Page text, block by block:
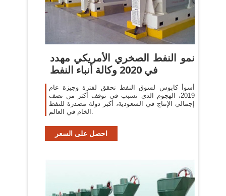
نمو النفط الصخري الأمريكي مهدد
في 2020 وكالة أنباء النفط
أسوأ كابوس لسوق النفط تحقق لفترة وجيزة عام
2019، الهجوم الذي تسبب في توقف أكثر من نصف
إجمالي الإنتاج في السعودية، أكبر دولة مصدرة للنفط
الخام في العالم.
احصل على السعر